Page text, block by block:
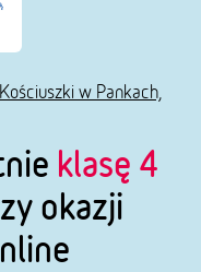
w Pankach,
klasę 4
okazji